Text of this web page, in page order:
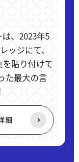
、2023年5
ッジにて、
貼り付けて
た最大の言
細